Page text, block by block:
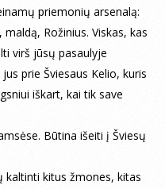
priemonių arsenalą:
Rožinius. Viskas, kas
virš jūsų pasaulyje
prie Šviesaus Kelio, kuris
iškart, kai tik save
Būtina išeiti į Šviesų
kaltinti kitus žmones, kitas